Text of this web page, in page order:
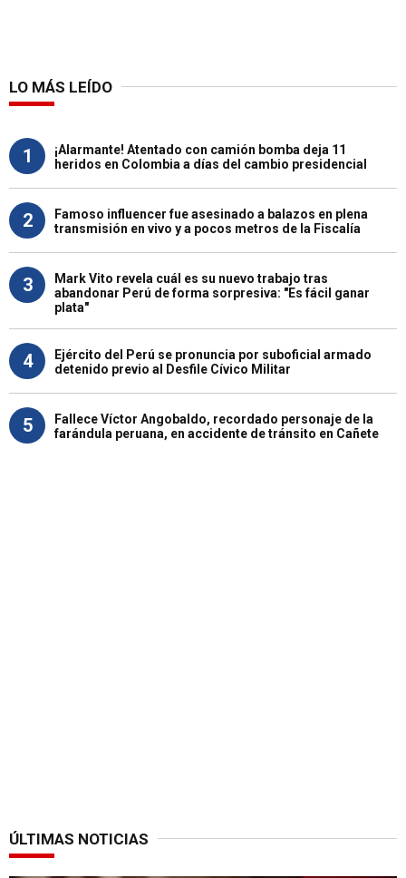
LO MÁS LEÍDO
1
¡Alarmante! Atentado con camión bomba deja 11
heridos en Colombia a días del cambio presidencial
2
Famoso influencer fue asesinado a balazos en plena
transmisión en vivo y a pocos metros de la Fiscalía
3
Mark Vito revela cuál es su nuevo trabajo tras
abandonar Perú de forma sorpresiva: "Es fácil ganar
plata"
4
Ejército del Perú se pronuncia por suboficial armado
detenido previo al Desfile Cívico Militar
5
Fallece Víctor Angobaldo, recordado personaje de la
farándula peruana, en accidente de tránsito en Cañete
ÚLTIMAS NOTICIAS